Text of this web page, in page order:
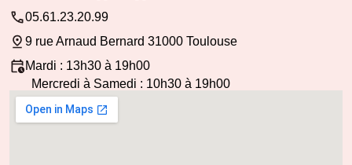
05.61.23.20.99
9 rue Arnaud Bernard 31000 Toulouse
Mardi : 13h30 à 19h00
Mercredi à Samedi : 10h30 à 19h00